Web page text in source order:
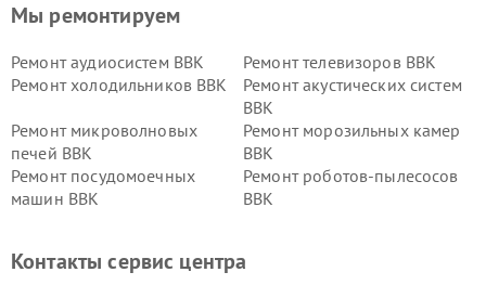
Мы ремонтируем
Ремонт аудиосистем BBK
Ремонт телевизоров BBK
Ремонт холодильников BBK
Ремонт акустических систем
BBK
Ремонт микроволновых
печей BBK
Ремонт морозильных камер
BBK
Ремонт посудомоечных
машин BBK
Ремонт роботов-пылесосов
BBK
Ремонт винных шкафов BBK
Контакты сервис центра